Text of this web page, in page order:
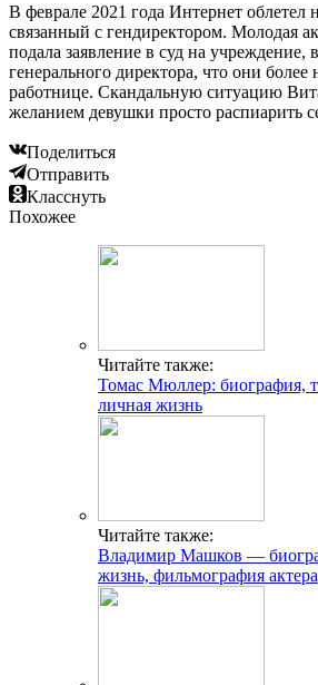
В феврале 2021 года Интернет облетел
связанный с гендиректором. Молодая
подала заявление в суд на учреждение,
генерального директора, что они
работнице. Скандальную ситуацию
желанием девушки просто распиарить
Поделиться
Отправить
Класснуть
Похожее
Читайте также:
Томас Мюллер: биография,
личная жизнь
Читайте также:
Владимир Машков —
жизнь, фильмография актера